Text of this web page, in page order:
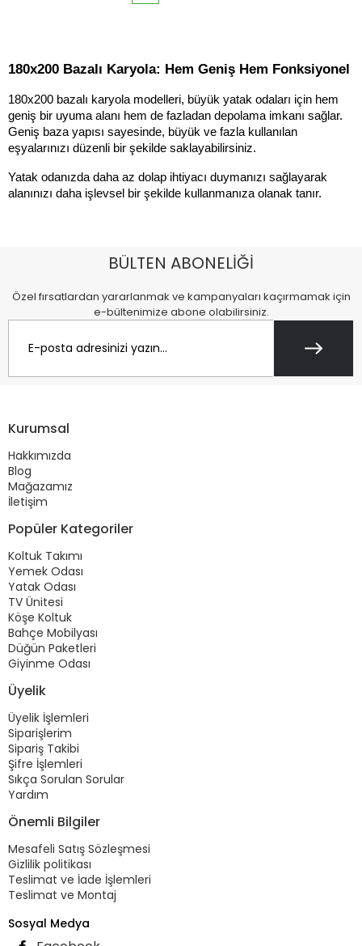
180x200 Bazalı Karyola: Hem Geniş Hem Fonksiyonel
180x200 bazalı karyola modelleri, büyük yatak odaları için hem
geniş bir uyuma alanı hem de fazladan depolama imkanı sağlar.
Geniş baza yapısı sayesinde, büyük ve fazla kullanılan
eşyalarınızı düzenli bir şekilde saklayabilirsiniz.
Yatak odanızda daha az dolap ihtiyacı duymanızı sağlayarak
alanınızı daha işlevsel bir şekilde kullanmanıza olanak tanır.
hem geniş bir yatakta konforlu bir uyku çekebilir hem de fazladan
saklama alanına sahip olabilirsiniz.
BÜLTEN ABONELİĞİ
Özel fırsatlardan yararlanmak ve kampanyaları kaçırmamak için
e-bültenimize abone olabilirsiniz.
Kurumsal
Hakkımızda
Blog
Mağazamız
İletişim
Popüler Kategoriler
Koltuk Takımı
Yemek Odası
Yatak Odası
TV Ünitesi
Köşe Koltuk
Bahçe Mobilyası
Düğün Paketleri
Giyinme Odası
Üyelik
Üyelik İşlemleri
Siparişlerim
Sipariş Takibi
Şifre İşlemleri
Sıkça Sorulan Sorular
Yardım
Önemli Bilgiler
Mesafeli Satış Sözleşmesi
Gizlilik politikası
Teslimat ve İade İşlemleri
Teslimat ve Montaj
Sosyal Medya